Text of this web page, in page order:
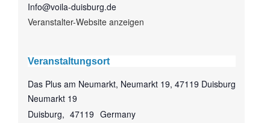
Info@voila-duisburg.de
Veranstalter-Website anzeigen
Veranstaltungsort
Das Plus am Neumarkt, Neumarkt 19, 47119 Duisburg
Neumarkt 19
Duisburg, 47119 Germany